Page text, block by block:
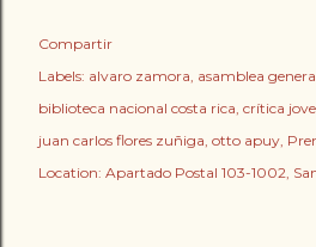
Compartir
Labels: alvaro zamora asamblea
biblioteca nacional costa rica crítica
juan carlos flores zuñiga otto apuy
Location: Apartado Postal 103-1002,